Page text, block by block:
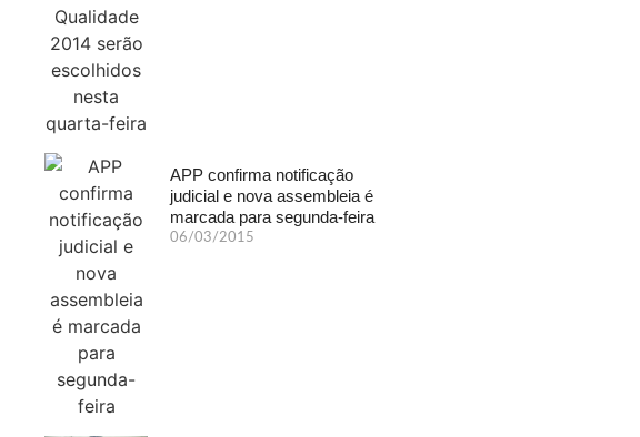
APP confirma notificação
judicial e nova assembleia é
marcada para segunda-feira
06/03/2015